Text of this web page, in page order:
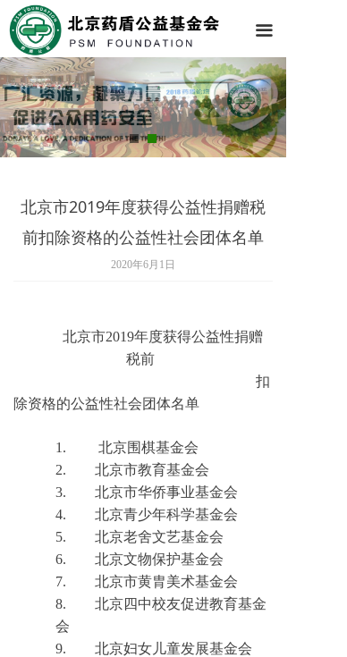
끀
北京市2019年度获得公益性捐赠税
前扣除资格的公益性社会团体名单
北京市2019年度获得公益性捐赠
税前
扣
除资格的公益性社会团体名单
1.
北京围棋基金会
2.
北京市教育基金会
3.
北京市华侨事业基金会
4.
北京青少年科学基金会
5.
北京老舍文艺基金会
6.
北京文物保护基金会
7.
北京市黄胄美术基金会
8.
北京四中校友促进教育基金
会
9.
北京妇女儿童发展基金会
2020年6月1日